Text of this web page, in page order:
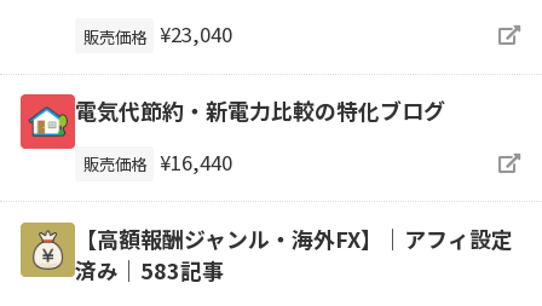
販売価格 ¥23,040
電気代節約・新電力比較の特化ブログ
販売価格 ¥16,440
【高額報酬ジャンル・海外FX】｜アフィ設定
済み｜583記事